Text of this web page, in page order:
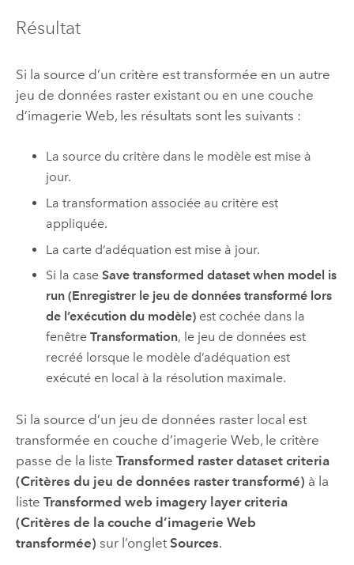
Résultat
Si la source d’un critère est transformée en un autre
jeu de données raster existant ou en une couche
d’imagerie Web, les résultats sont les suivants :
La source du critère dans le modèle est mise à
jour.
La transformation associée au critère est
appliquée.
La carte d’adéquation est mise à jour.
Si la caseSave transformed dataset when model is
run (Enregistrer le jeu de données transformé lors
de l’exécution du modèle) est cochée dans la
fenêtreTransformation, le jeu de données est
recréé lorsque le modèle d’adéquation est
exécuté en local à la résolution maximale.
Si la source d’un jeu de données raster local est
transformée en couche d’imagerie Web, le critère
passe de la liste Transformed raster dataset criteria
(Critères du jeu de données raster transformé) à la
liste Transformed web imagery layer criteria
(Critères de la couche d’imagerie Web
transformée) sur l’onglet Sources.